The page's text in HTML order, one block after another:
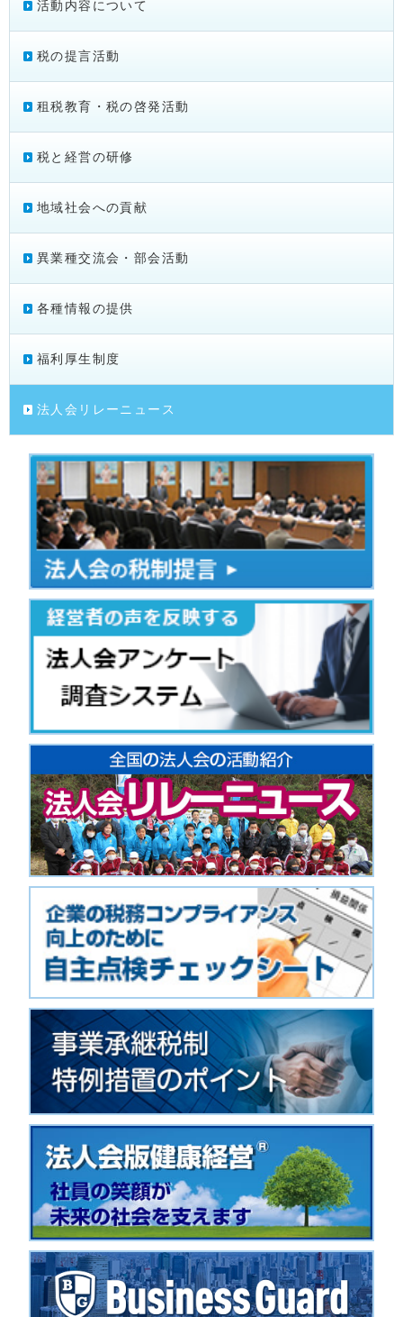
活動内容について
税の提言活動
租税教育・税の啓発活動
税と経営の研修
地域社会への貢献
異業種交流会・部会活動
各種情報の提供
福利厚生制度
法人会リレーニュース